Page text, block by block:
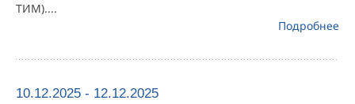
ТИМ)....
Подробнее
10.12.2025 - 12.12.2025